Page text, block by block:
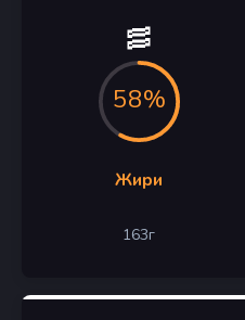
🥓
58%
Жири
163г